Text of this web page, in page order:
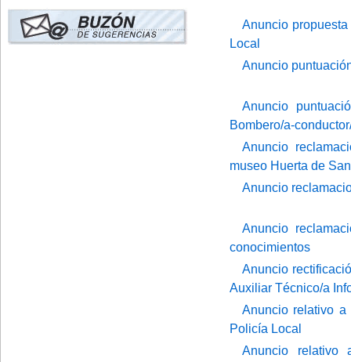
Anuncio
Local
Anuncio
Anuncio
Bombero/a-
Anuncio
museo Huerta de
Anuncio
Anuncio
conocimientos
Anuncio
Auxiliar Técnico/a
Anuncio relativo
Policía Local
Anuncio relativo